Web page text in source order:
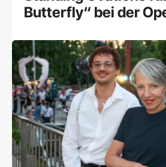
Butterfly“ bei der